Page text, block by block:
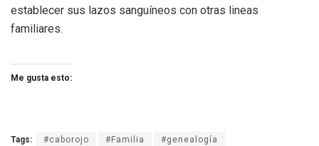
establecer sus lazos sanguíneos con otras lineas
familiares.
Me gusta esto:
Tags: #caborojo #Familia #genealogía